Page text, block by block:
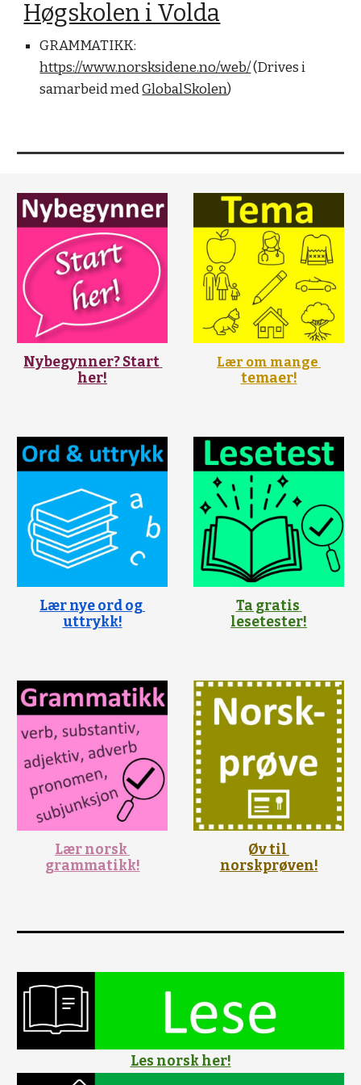
Høgskolen i Volda
https://www.norsksidene.no/web/ (Drives i
samarbeid med GlobalSkolen)
Nybegynner? Start
her!
Lær om mange
temaer!
Lær nye ord og
uttrykk!
Ta gratis
lesetester!
Lær norsk
grammatikk!
Øv til
norskprøven!
Les norsk her!